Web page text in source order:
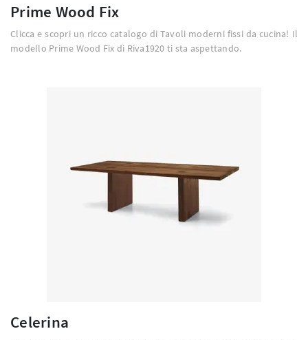
Prime Wood Fix
Clicca e scopri un ricco catalogo di Tavoli moderni fissi da cucina! Il
modello Prime Wood Fix di Riva1920 ti sta aspettando.
Celerina